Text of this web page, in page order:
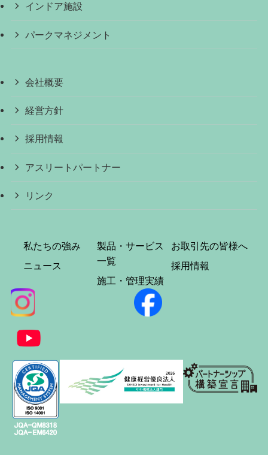
インドア施設
パークマネジメント
会社概要
経営方針
採用情報
アスリートパートナー
リンク
私たちの強み
ニュース
製品・サービス
一覧
施工・管理実績
お取引先の皆様へ
採用情報